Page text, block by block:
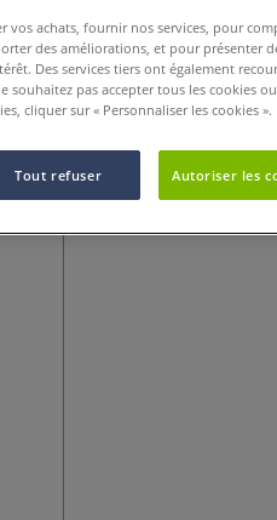
Set de 10
Set de 10 tubes
texture crémeuse,
offrir.
Plus
vos achats, fournir nos services, pour
des améliorations, et pour présenter
Des services tiers ont également
souhaitez pas accepter tous les cookies
cliquer sur « Personnaliser les cookies ».
Tout refuser Autoriser les